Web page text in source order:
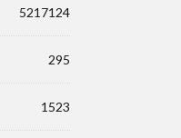
5217124
295
1523